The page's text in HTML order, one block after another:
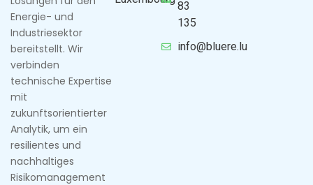
Energie- und
Industriesektor
bereitstellt. Wir
verbinden
technische Expertise
mit
zukunftsorientierter
Analytik, um ein
resilientes und
nachhaltiges
Risikomanagement
83
135
info@bluere.lu